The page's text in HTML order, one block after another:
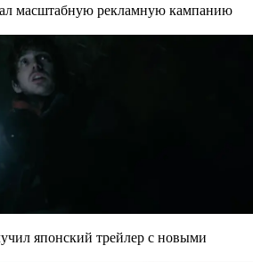
масштабную рекламную кампанию
японский трейлер с новыми